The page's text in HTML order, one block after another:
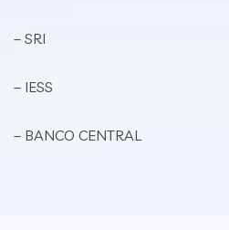
– SRI
– IESS
– BANCO CENTRAL